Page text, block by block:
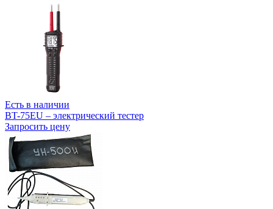
Есть в наличии
BT-75EU – электрический тестер
Запросить цену